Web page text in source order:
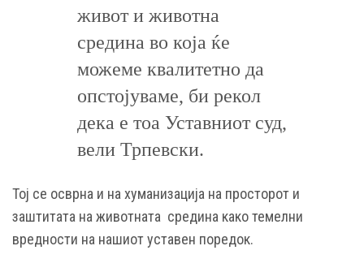
живот и животна
средина во која ќе
можеме квалитетно да
опстојуваме, би рекол
дека е тоа Уставниот суд,
вели Трпевски.
Тој се осврна и на хуманизација на просторот и
заштитата на животната средина како темелни
вредности на нашиот уставен поредок.